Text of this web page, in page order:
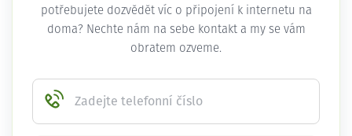
potřebujete dozvědět víc o připojení k internetu na
doma? Nechte nám na sebe kontakt a my se vám
obratem ozveme.
Zadejte telefonní číslo